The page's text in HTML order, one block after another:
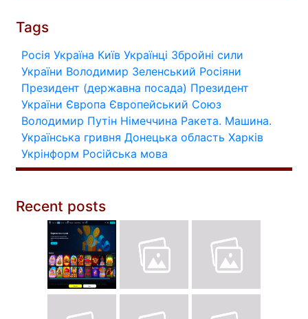
Tags
Росія Україна Київ Українці Збройні сили
України Володимир Зеленський Росіяни
Президент (державна посада) Президент
України Європа Європейський Союз
Володимир Путін Німеччина Ракета. Машина.
Українська гривня Донецька область Харків
Укрінформ Російська мова
Recent posts